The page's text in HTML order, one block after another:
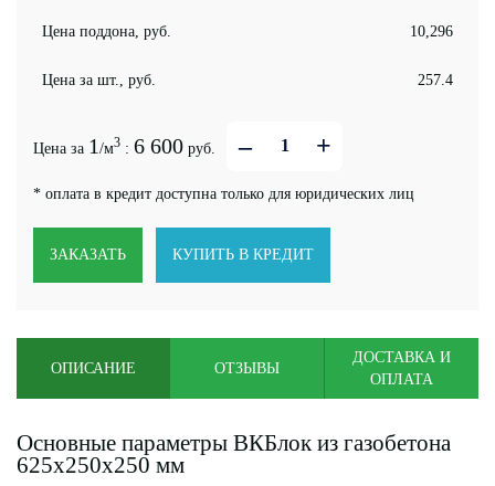
Цена поддона, руб. 10,296
Цена за шт., руб. 257.4
Цена за 1 /м3 : 6 600 руб. – +
* оплата в кредит доступна только для юридических лиц
ЗАКАЗАТЬ КУПИТЬ В КРЕДИТ
ОПИСАНИЕ ОТЗЫВЫ
ДОСТАВКА И
ОПЛАТА
Основные параметры ВКБлок из газобетона
625x250x250 мм